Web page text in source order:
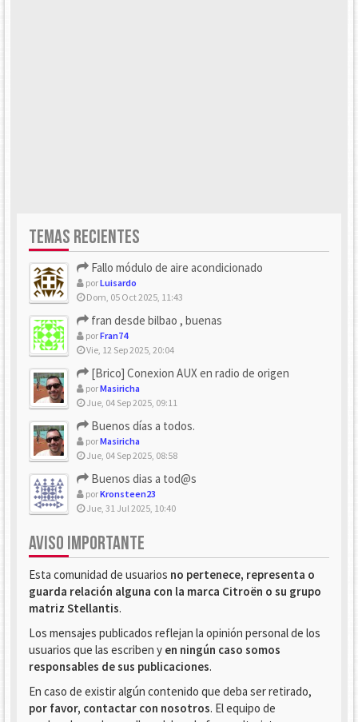
TEMAS RECIENTES
Fallo módulo de aire acondicionado
porLuisardo
Dom, 05 Oct 2025, 11:43
fran desde bilbao , buenas
porFran74
Vie, 12 Sep 2025, 20:04
[Brico] Conexion AUX en radio de origen
porMasiricha
Jue, 04 Sep 2025, 09:11
Buenos días a todos.
porMasiricha
Jue, 04 Sep 2025, 08:58
Buenos dias a tod@s
porKronsteen23
Jue, 31 Jul 2025, 10:40
AVISO IMPORTANTE
Esta comunidad de usuarios no pertenece, representa o
guarda relación alguna con la marca Citroën o su grupo
matriz Stellantis.
Los mensajes publicados reflejan la opinión personal de los
usuarios que las escriben y en ningún caso somos
responsables de sus publicaciones.
En caso de existir algún contenido que deba ser retirado,
por favor, contactar con nosotros. El equipo de